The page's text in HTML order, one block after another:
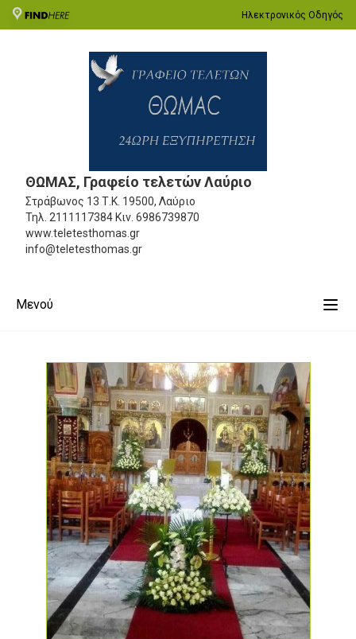
Ηλεκτρονικός Οδηγός
ΘΩΜΑΣ, Γραφείο τελετών Λαύριο
Στράβωνος 13 Τ.Κ. 19500, Λαύριο
Τηλ. 2111117384 Κιν. 6986739870
www.teletesthomas.gr
info@teletesthomas.gr
Μενού